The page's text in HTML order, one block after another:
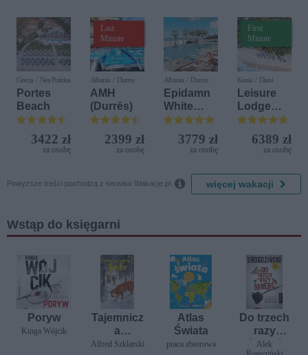
Grecja / Nea Potidea
Portes
Beach
3422 zł
za osobę
Last
Minute
Albania / Durres
AMH
(Durrës)
2399 zł
za osobę
Albania / Durres
Epidamn
White
Sensation
3779 zł
za osobę
First
Minute
Kenia / Diani
Leisure
Lodge
Beach &
Golf
Resort by
Diamonds
6389 zł
za osobę
Powyższe treści pochodzą z serwisu Wakacje.pl.  więcej wakacji
Wstąp do księgarni
Poryw
Kinga Wójcik
Tajemnicz
a
wyprawa
Alfred Szklarski
Atlas
Świata
praca zbiorowa
Do trzech
razy
śmierć
Alek